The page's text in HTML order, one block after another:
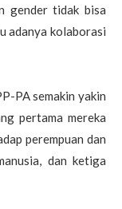
gender tidak bisa
adanya kolaborasi
PA semakin yakin
pertama mereka
perempuan dan
dan ketiga